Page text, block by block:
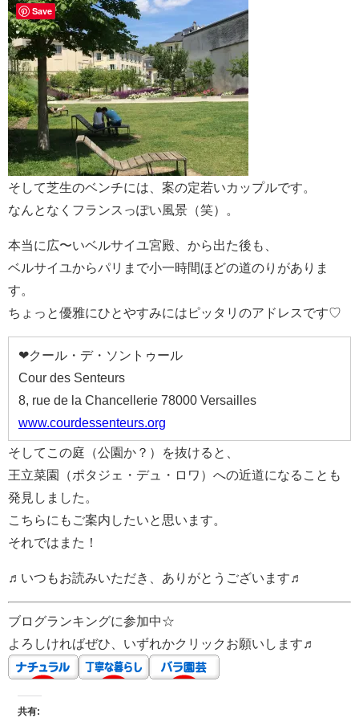
そして芝生のベンチには、案の定若いカップルです。
なんとなくフランスっぽい風景（笑）。
本当に広〜いベルサイユ宮殿、から出た後も、
ベルサイユからパリまで小一時間ほどの道のりがありま
す。
ちょっと優雅にひとやすみにはピッタリのアドレスです♡
❤クール・デ・ソントゥール
Cour des Senteurs
8, rue de la Chancellerie 78000 Versailles
www.courdessenteurs.org
そしてこの庭（公園か？）を抜けると、
王立菜園（ポタジェ・デュ・ロワ）への近道になることも
発見しました。
こちらにもご案内したいと思います。
それではまた！
♬いつもお読みいただき、ありがとうございます♬
ブログランキングに参加中☆
よろしければぜひ、いずれかクリックお願いします♬
共有:
Save